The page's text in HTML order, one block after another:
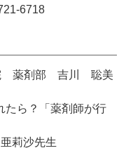
6718
薬剤部 吉川 聡美
ら？「薬剤師が行
莉沙先生